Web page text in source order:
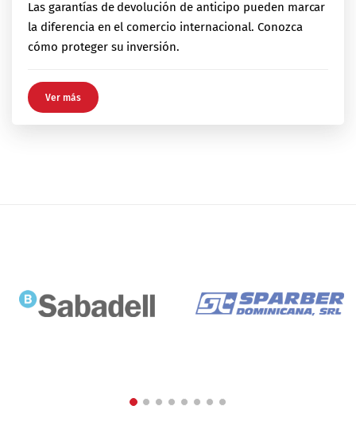
Las garantías de devolución de anticipo pueden marcar
la diferencia en el comercio internacional. Conozca
cómo proteger su inversión.
Ver más